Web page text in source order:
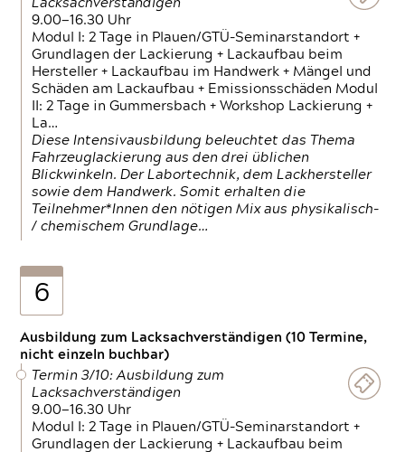
Lacksachverständigen
9.00—16.30 Uhr
Modul I: 2 Tage in Plauen/GTÜ-Seminarstandort +
Grundlagen der Lackierung + Lackaufbau beim
Hersteller + Lackaufbau im Handwerk + Mängel und
Schäden am Lackaufbau + Emissionsschäden Modul
II: 2 Tage in Gummersbach + Workshop Lackierung +
La…
Diese Intensivausbildung beleuchtet das Thema
Fahrzeuglackierung aus den drei üblichen
Blickwinkeln. Der Labortechnik, dem Lackhersteller
sowie dem Handwerk. Somit erhalten die
Teilnehmer*Innen den nötigen Mix aus physikalisch-
/ chemischem Grundlage…
6
Ausbildung zum Lacksachverständigen (10 Termine,
nicht einzeln buchbar)
Termin 3/10: Ausbildung zum
Lacksachverständigen
9.00—16.30 Uhr
Modul I: 2 Tage in Plauen/GTÜ-Seminarstandort +
Grundlagen der Lackierung + Lackaufbau beim